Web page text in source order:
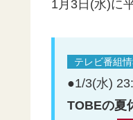
1月3日(水)に
テレビ番組
●1/3(水)
TOBEの夏